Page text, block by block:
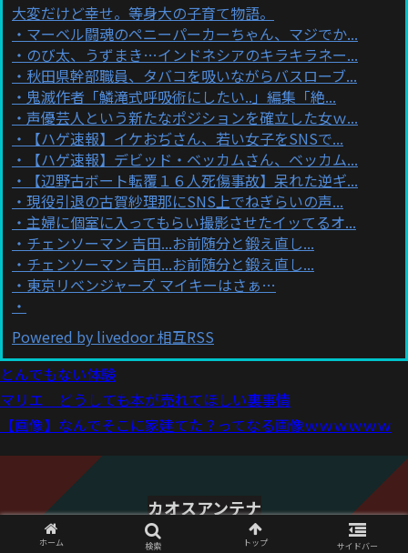
大変だけど幸せ。等身大の子育て物語。
マーベル闘魂のペニーパーカーちゃん、マジでか...
のび太、うずまき…インドネシアのキラキラネー...
秋田県幹部職員、タバコを吸いながらバスローブ...
鬼滅作者「鱗滝式呼吸術にしたい..」編集「絶...
声優芸人という新たなポジションを確立した女ｗ...
【ハゲ速報】イケおぢさん、若い女子をSNSで...
【ハゲ速報】デビッド・ベッカムさん、ベッカム...
【辺野古ボート転覆１６人死傷事故】呆れた逆ギ...
現役引退の古賀紗理那にSNS上でねぎらいの声...
主婦に個室に入ってもらい撮影させたイッてるオ...
チェンソーマン 吉田...お前随分と鍛え直し...
チェンソーマン 吉田...お前随分と鍛え直し...
東京リベンジャーズ マイキーはさぁ…
Powered by livedoor 相互RSS
とんでもない体験
マリエ どうしても本が売れてほしい裏事情
【画像】なんでそこに家建てた？ってなる画像ｗｗｗｗｗｗ
カオスアンテナ
© 2021 カオスアンテナ.
ホーム 検索 トップ サイドバー